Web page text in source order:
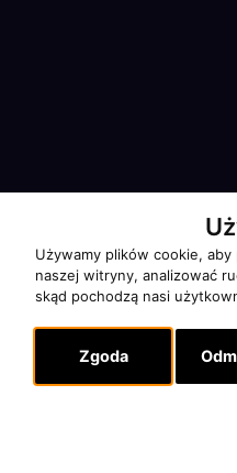
Używamy plików cookie,
naszej witryny, analizować
skąd pochodzą nasi
Zgoda